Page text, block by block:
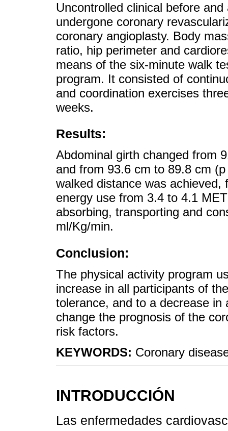
Uncontrolled clinical before
undergone coronary
coronary angioplasty. Body
ratio, hip perimeter and
means of the six-minute walk
program. It consisted of
and coordination exercises
weeks.
Results:
Abdominal girth changed from
and from 93.6 cm to 89.8 cm
walked distance was
energy use from 3.4 to 4.1
absorbing, transporting and
ml/Kg/min.
Conclusion:
The physical activity program
increase in all participants of
tolerance, and to a decrease
change the prognosis of the
risk factors.
KEYWORDS: Coronary
INTRODUCCIÓN
Las enfermedades